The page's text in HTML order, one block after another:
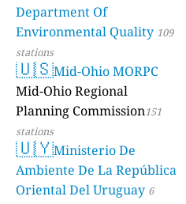
Department Of
Environmental Quality 109
stations
🇺🇸Mid-Ohio MORPC
Mid-Ohio Regional
Planning Commission151
stations
🇺🇾Ministerio De
Ambiente De La República
Oriental Del Uruguay 6